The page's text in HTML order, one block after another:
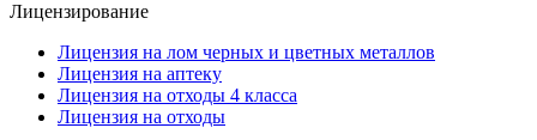
Лицензирование
Лицензия на лом черных и цветных металлов
Лицензия на аптеку
Лицензия на отходы 4 класса
Лицензия на отходы